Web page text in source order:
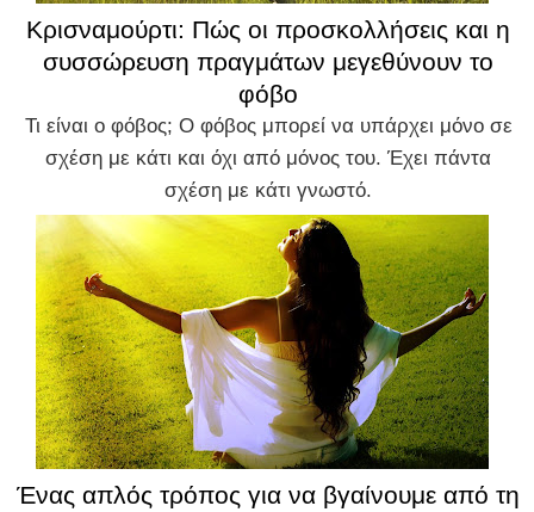
Κρισναμούρτι: Πώς οι προσκολλήσεις και η
συσσώρευση πραγμάτων μεγεθύνουν το
φόβο
Τι είναι ο φόβος; Ο φόβος μπορεί να υπάρχει μόνο σε
σχέση με κάτι και όχι από μόνος του. Έχει πάντα
σχέση με κάτι γνωστό.
Ένας απλός τρόπος για να βγαίνουμε από τη